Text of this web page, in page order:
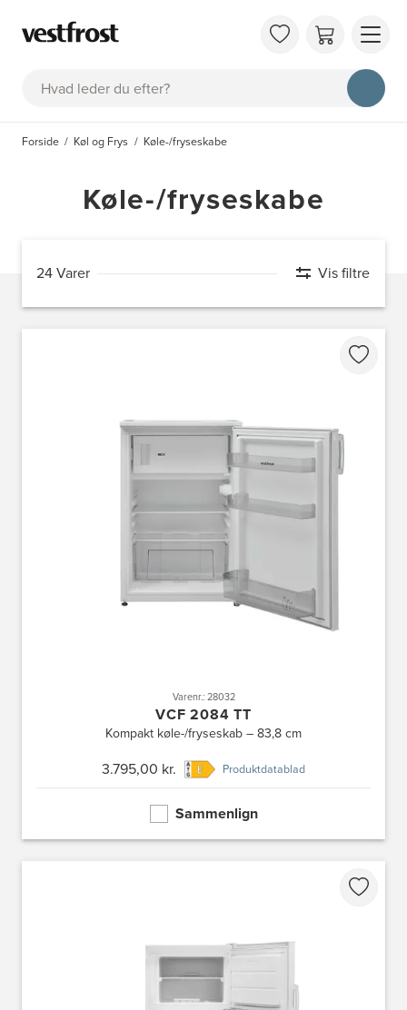
Søg
OM
Forside Køl og Frys Køle-/fryseskabe
Køle-/fryseskabe
24 Varer Vis filtre
Varenr.: 28032
VCF 2084 TT
Kompakt køle-/fryseskab – 83,8 cm
3.795,00 kr. Produktdatablad
Sammenlign